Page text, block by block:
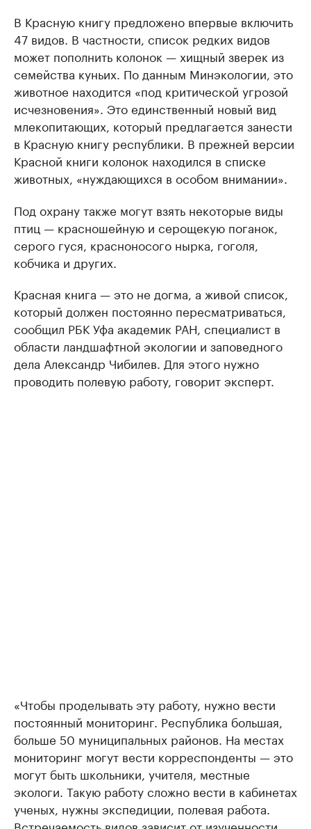
В Красную книгу предложено впервые включить
47 видов. В частности, список редких видов
может пополнить колонок — хищный зверек из
семейства куньих. По данным Минэкологии, это
животное находится «под критической угрозой
исчезновения». Это единственный новый вид
млекопитающих, который предлагается занести
в Красную книгу республики. В прежней версии
Красной книги колонок находился в списке
животных, «нуждающихся в особом внимании».
Под охрану также могут взять некоторые виды
птиц — красношейную и серощекую поганок,
серого гуся, красноносого нырка, гоголя,
кобчика и других.
Красная книга — это не догма, а живой список,
который должен постоянно пересматриваться,
сообщил РБК Уфа академик РАН, специалист в
области ландшафтной экологии и заповедного
дела Александр Чибилев. Для этого нужно
проводить полевую работу, говорит эксперт.
«Чтобы проделывать эту работу, нужно вести
постоянный мониторинг. Республика большая,
больше 50 муниципальных районов. На местах
мониторинг могут вести корреспонденты — это
могут быть школьники, учителя, местные
экологи. Такую работу сложно вести в кабинетах
ученых, нужны экспедиции, полевая работа.